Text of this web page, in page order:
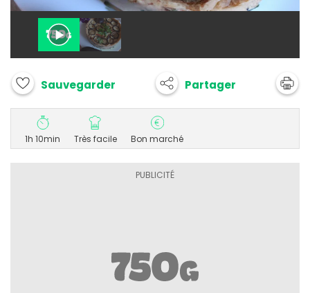
Sauvegarder Partager
1h 10min Très facile Bon marché